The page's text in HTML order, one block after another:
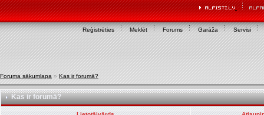
Reģistrēties Meklēt Forums Garāža Servisi
Foruma sākumlapa » Kas ir forumā?
Kas ir forumā?